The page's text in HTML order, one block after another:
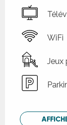
WiFi
Jeux